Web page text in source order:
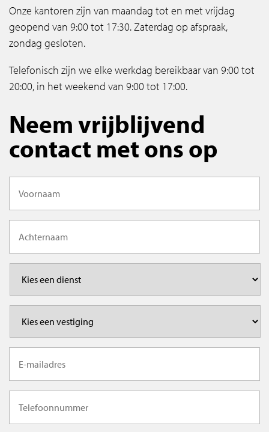
Onze kantoren zijn van maandag tot en met vrijdag
geopend van 9:00 tot 17:30. Zaterdag op afspraak,
zondag gesloten.
Telefonisch zijn we elke werkdag bereikbaar van 9:00 tot
20:00, in het weekend van 9:00 tot 17:00.
Neem vrijblijvend
contact met ons op